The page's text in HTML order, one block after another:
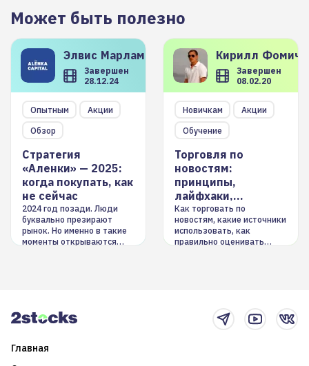
Может быть полезно
Элвис Марламов
Завершен
28.12.24
Опытным
Акции
Обзор
Стратегия
«Аленки» — 2025:
когда покупать, как
не сейчас
2024 год позади. Люди
буквально презирают
рынок. Но именно в такие
моменты открываются
Кирилл
Завершен
08.02.20
Новичкам
Акции
Обучение
Торговля по
новостям:
принципы,
лайфхаки,
инструменты
Как торговать по
новостям, какие источники
использовать, как
правильно оценивать
Главная